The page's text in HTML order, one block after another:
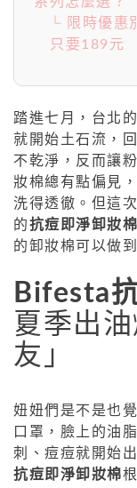
└ 限時優惠
只要189元
踏進七月，台北
就開始土石流，
不乾淨，反而讓
妝棉總有點偏見
洗得透徹。但這
的抗痘即淨卸妝棉
的卸妝棉可以做
Bifesta
夏季出
友」
妞妞們是不是也
口罩，臉上的油
刺、痘痘就開始
抗痘即淨卸妝棉